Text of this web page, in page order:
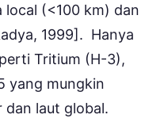
(<100 km) dan
1999]. Hanya
Tritium (H-3),
yang mungkin
dan laut global.